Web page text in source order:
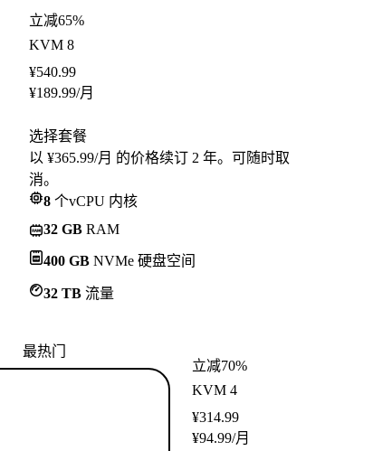
立减65%
KVM 8
¥540.99
¥189.99/月
选择套餐
以 ¥365.99/月 的价格续订 2 年。可随时取
消。
8 个vCPU 内核
32 GB RAM
400 GB NVMe 硬盘空间
32 TB 流量
最热门
立减70%
KVM 4
¥314.99
¥94.99/月